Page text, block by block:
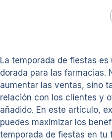
La temporada de fiestas es
dorada para las farmacias.
aumentar las ventas, sino
relación con los clientes y
añadido. En este artículo,
puedes maximizar los
temporada de fiestas en tu